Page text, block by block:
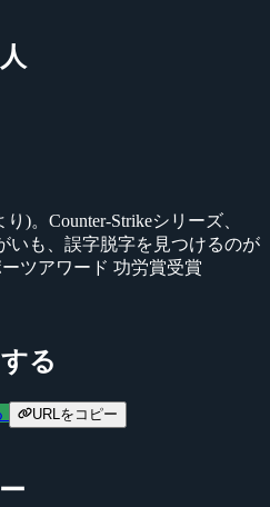
)。Counter-Strikeシリーズ、
いも、誤字脱字を見つけるのが
ツアワード 功労賞受賞
る
URLをコピー